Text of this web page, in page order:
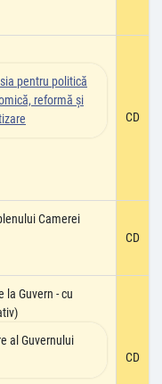
pentru politică
reformă şi
CD
Camerei
CD
la Guvern - cu
al Guvernului
CD